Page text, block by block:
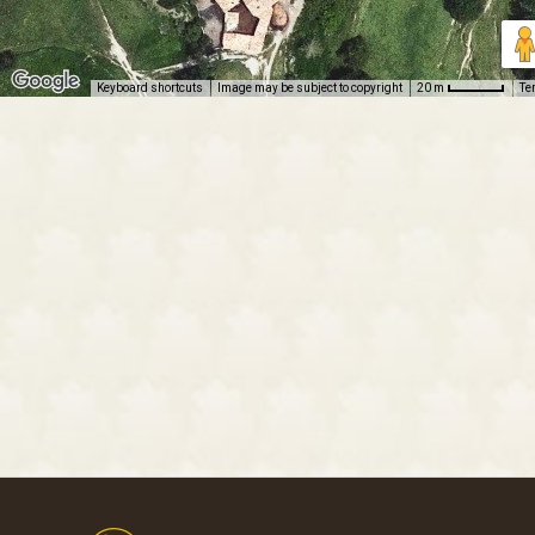
Keyboard shortcuts Image may be subject to copyright 20 m